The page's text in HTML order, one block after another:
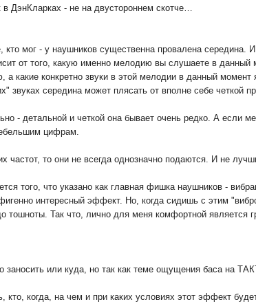
в ДэнКларках - не на двустороннем скотче…
кто мог - у наушников существенна провалена
от того, какую именно мелодию вы слушаете в данный
а какие конкретно звуки в этой мелодии в данный
звуках середина может плясать от вполне себе четкой
- детальной и четкой она бывает очень редко. А если
цифрам.
частот, то они не всегда однозначно подаются. И не
того, что указано как главная фишка наушников -
интересный эффект. Но, когда сидишь с этим
тошноты. Так что, лично для меня комфортной является
заносить или куда, но так как теме ощущения баса на
кто, когда, на чем и при каких условиях этот эффект